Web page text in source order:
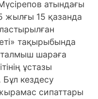
атындағы
жылғы 15 қазанда
тақырыбында
шараға
ұстазы
Бұл кездесу
сипаттары